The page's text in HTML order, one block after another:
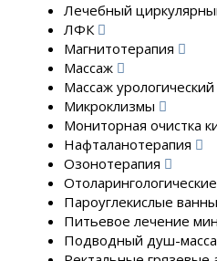
Лечебный
ЛФК
Магнитотерапия
Массаж
Массаж урологический
Микроклизмы
Мониторная очистка
Нафталанотерапия
Озонотерапия
Пароуглекислые ванны
Питьевое лечение
Подводный душ-